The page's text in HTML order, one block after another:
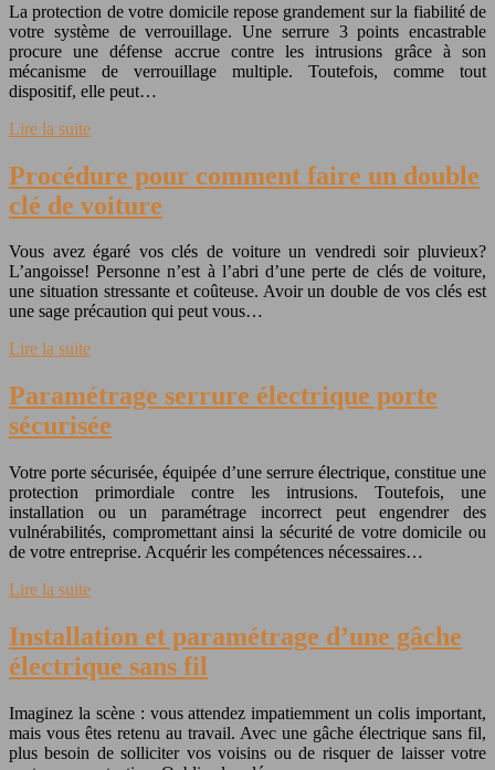
La protection de votre domicile repose grandement sur la fiabilité de
votre système de verrouillage. Une serrure 3 points encastrable
procure une défense accrue contre les intrusions grâce à son
mécanisme de verrouillage multiple. Toutefois, comme tout
dispositif, elle peut…
Lire la suite
Procédure pour comment faire un double
clé de voiture
Vous avez égaré vos clés de voiture un vendredi soir pluvieux?
L’angoisse! Personne n’est à l’abri d’une perte de clés de voiture,
une situation stressante et coûteuse. Avoir un double de vos clés est
une sage précaution qui peut vous…
Lire la suite
Paramétrage serrure électrique porte
sécurisée
Votre porte sécurisée, équipée d’une serrure électrique, constitue une
protection primordiale contre les intrusions. Toutefois, une
installation ou un paramétrage incorrect peut engendrer des
vulnérabilités, compromettant ainsi la sécurité de votre domicile ou
de votre entreprise. Acquérir les compétences nécessaires…
Lire la suite
Installation et paramétrage d’une gâche
électrique sans fil
Imaginez la scène : vous attendez impatiemment un colis important,
mais vous êtes retenu au travail. Avec une gâche électrique sans fil,
plus besoin de solliciter vos voisins ou de risquer de laisser votre